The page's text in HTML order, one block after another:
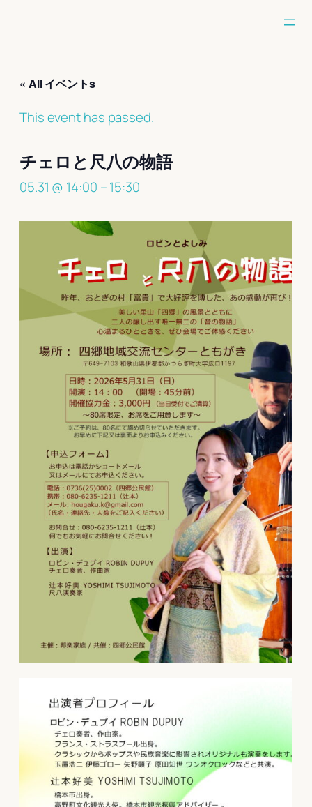
« All イベントs
This event has passed.
チェロと尺八の物語
05.31 @ 14:00 –15:30